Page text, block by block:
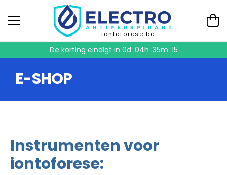
iontoforese.be
De korting eindigt in 0d :04h :35m :14
E-SHOP
Instrumenten voor
iontoforese: